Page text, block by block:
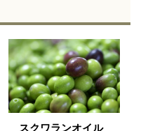
スクワランオイル